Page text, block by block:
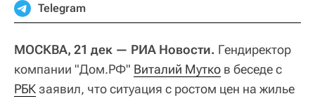
Telegram
МОСКВА, 21 дек — РИА Новости. Гендиректор
компании "Дом.РФ" Виталий Мутко в беседе с
РБКзаявил, что ситуация с ростом цен на жилье